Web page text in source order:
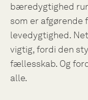
bæredygtighed
som er afgørende
levedygtighed.
vigtig, fordi den
fællesskab. Og
alle.